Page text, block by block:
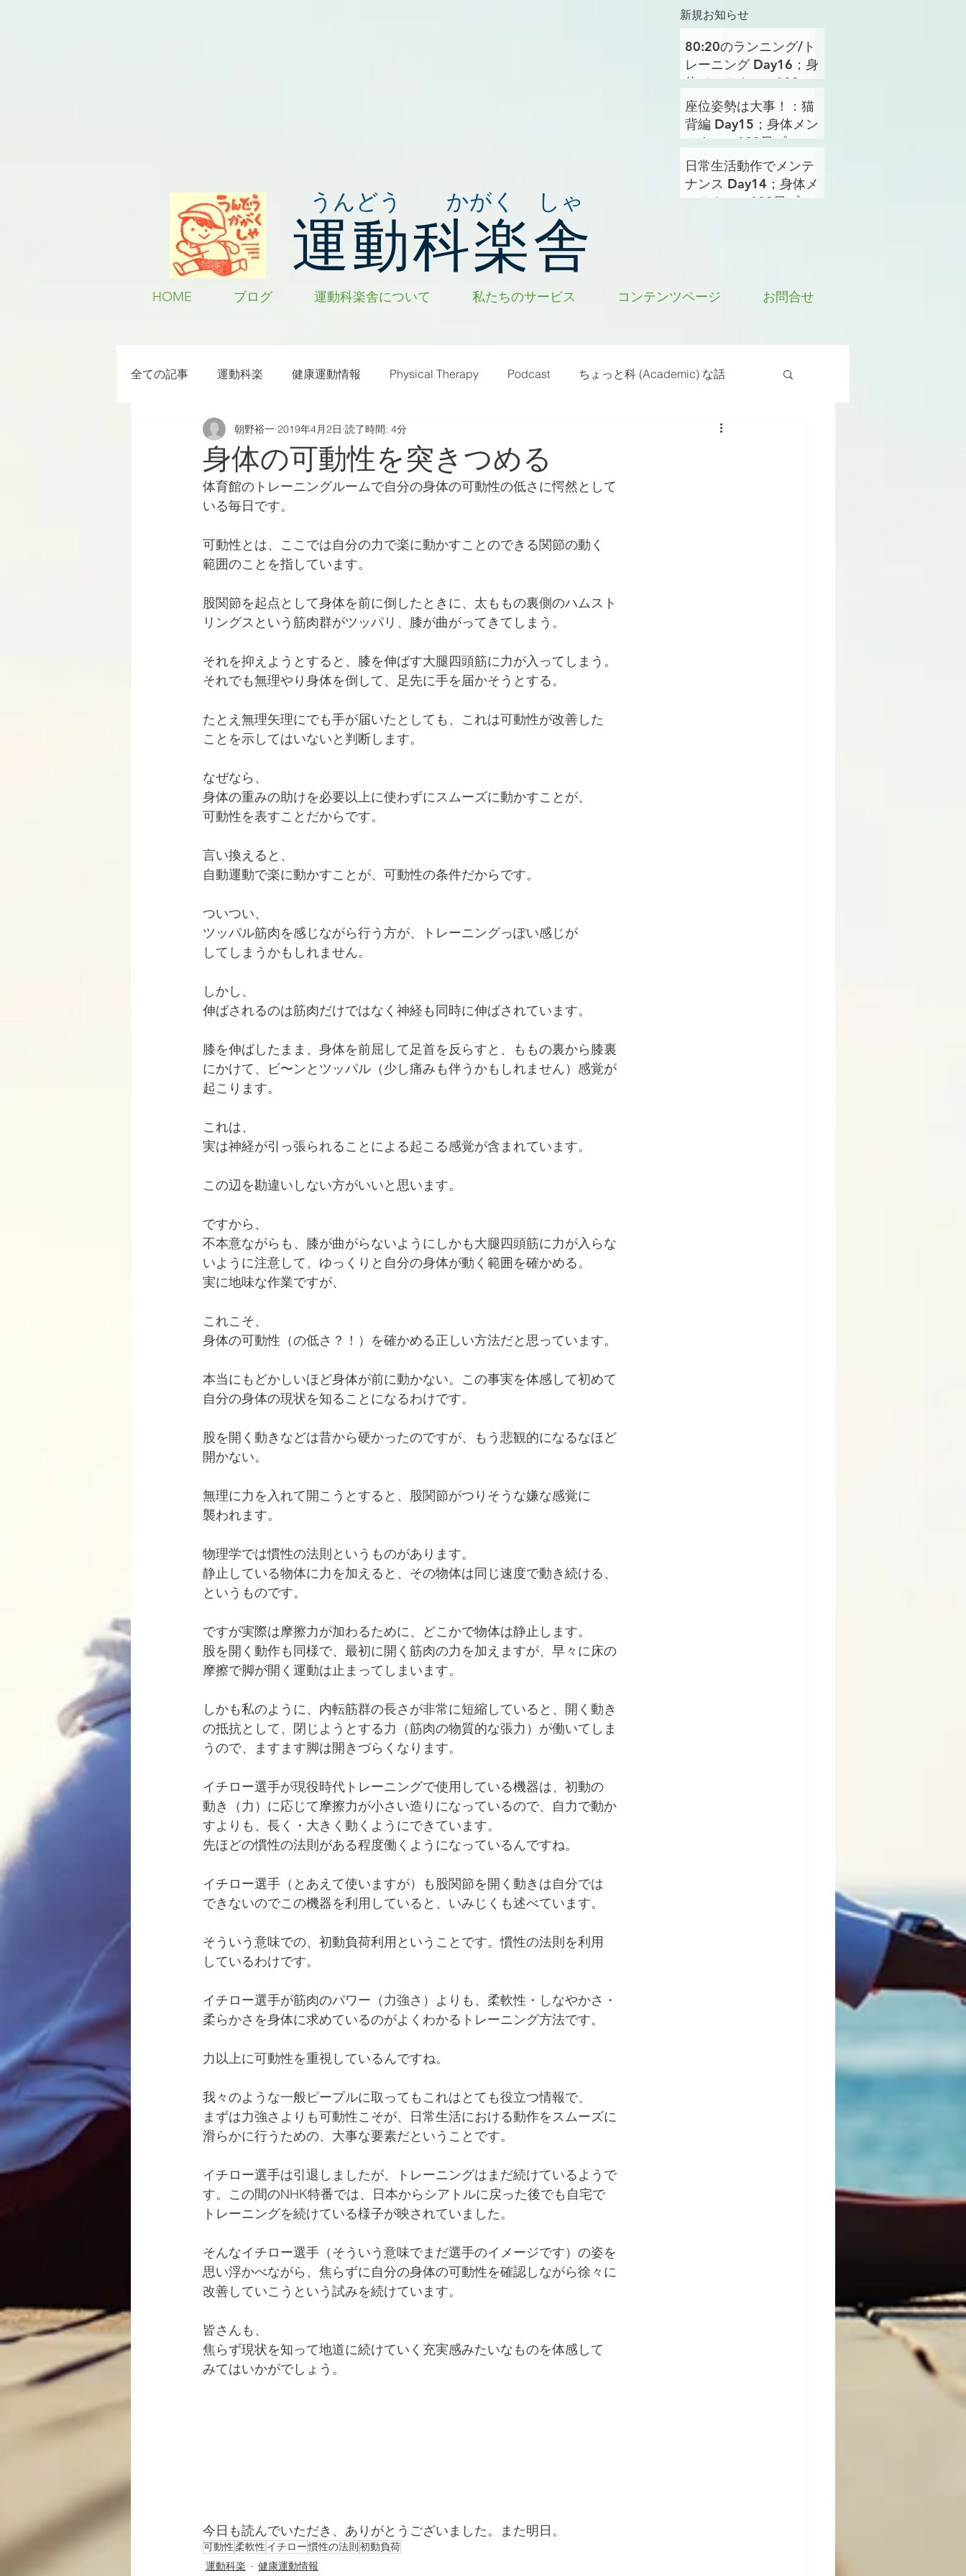
新規お知らせ
うんどう かがく しゃ
運動科楽舎
80:20のランニング/ト
レーニング Day16；身
体メンテナンス100日
プロジェクト
座位姿勢は大事！：猫
背編 Day15；身体メン
テナンス100日プロジ
ェクト
日常生活動作でメンテ
ナンス Day14；身体メ
ンテナンス100日プロ
HOME ブログ 運動科楽舎について 私たちのサービス コンテンツページ お問合せ
全ての記事 運動科楽 健康運動情報 Physical Therapy Podcast ちょっと科 (Academic) な話
ちょっと楽 (Entertainment) な話 雑感その他
RWC2019 ラグビー カラダフリー 身体運動 姿勢 バランス
ボクシング YouTube 身体メンテ ヨガ 腰痛予防
身体の可動性を突きつめる
朝野裕一 2019年4月2日 読了時間: 4分
体育館のトレーニングルームで自分の身体の可動性の低さに愕然として
いる毎日です。
可動性とは、ここでは自分の力で楽に動かすことのできる関節の動く
範囲のことを指しています。
股関節を起点として身体を前に倒したときに、太ももの裏側のハムスト
リングスという筋肉群がツッパリ、膝が曲がってきてしまう。
それを抑えようとすると、膝を伸ばす大腿四頭筋に力が入ってしまう。
それでも無理やり身体を倒して、足先に手を届かそうとする。
たとえ無理矢理にでも手が届いたとしても、これは可動性が改善した
ことを示してはいないと判断します。
なぜなら、
身体の重みの助けを必要以上に使わずにスムーズに動かすことが、
可動性を表すことだからです。
言い換えると、
自動運動で楽に動かすことが、可動性の条件だからです。
ついつい、
ツッパル筋肉を感じながら行う方が、トレーニングっぽい感じが
してしまうかもしれません。
しかし、
伸ばされるのは筋肉だけではなく神経も同時に伸ばされています。
膝を伸ばしたまま、身体を前屈して足首を反らすと、ももの裏から膝裏
にかけて、ビ〜ンとツッパル（少し痛みも伴うかもしれません）感覚が
起こります。
これは、
実は神経が引っ張られることによる起こる感覚が含まれています。
この辺を勘違いしない方がいいと思います。
ですから、
不本意ながらも、膝が曲がらないようにしかも大腿四頭筋に力が入らな
いように注意して、ゆっくりと自分の身体が動く範囲を確かめる。
実に地味な作業ですが、
これこそ、
身体の可動性（の低さ？！）を確かめる正しい方法だと思っています。
本当にもどかしいほど身体が前に動かない。この事実を体感して初めて
自分の身体の現状を知ることになるわけです。
股を開く動きなどは昔から硬かったのですが、もう悲観的になるなほど
開かない。
無理に力を入れて開こうとすると、股関節がつりそうな嫌な感覚に
襲われます。
物理学では慣性の法則というものがあります。
静止している物体に力を加えると、その物体は同じ速度で動き続ける、
というものです。
ですが実際は摩擦力が加わるために、どこかで物体は静止します。
股を開く動作も同様で、最初に開く筋肉の力を加えますが、早々に床の
摩擦で脚が開く運動は止まってしまいます。
しかも私のように、内転筋群の長さが非常に短縮していると、開く動き
の抵抗として、閉じようとする力（筋肉の物質的な張力）が働いてしま
うので、ますます脚は開きづらくなります。
イチロー選手が現役時代トレーニングで使用している機器は、初動の
動き（力）に応じて摩擦力が小さい造りになっているので、自力で動か
すよりも、長く・大きく動くようにできています。
先ほどの慣性の法則がある程度働くようになっているんですね。
イチロー選手（とあえて使いますが）も股関節を開く動きは自分では
できないのでこの機器を利用していると、いみじくも述べています。
そういう意味での、初動負荷利用ということです。慣性の法則を利用
しているわけです。
イチロー選手が筋肉のパワー（力強さ）よりも、柔軟性・しなやかさ・
柔らかさを身体に求めているのがよくわかるトレーニング方法です。
力以上に可動性を重視しているんですね。
我々のような一般ピープルに取ってもこれはとても役立つ情報で、
まずは力強さよりも可動性こそが、日常生活における動作をスムーズに
滑らかに行うための、大事な要素だということです。
イチロー選手は引退しましたが、トレーニングはまだ続けているようで
す。この間のNHK特番では、日本からシアトルに戻った後でも自宅で
トレーニングを続けている様子が映されていました。
そんなイチロー選手（そういう意味でまだ選手のイメージです）の姿を
思い浮かべながら、焦らずに自分の身体の可動性を確認しながら徐々に
改善していこうという試みを続けています。
皆さんも、
焦らず現状を知って地道に続けていく充実感みたいなものを体感して
みてはいかがでしょう。
今日も読んでいただき、ありがとうございました。また明日。
可動性柔軟性 イチロー慣性の法則初動負荷
運動科楽
健康運動情報